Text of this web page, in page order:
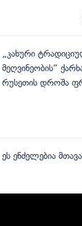
„კახური
მეღვინეობის“
რუსეთის დროშა
ეს ენძელებია